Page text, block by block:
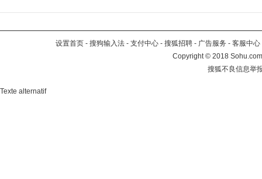
设置首页 - 搜狗输入法 - 支付中心 - 搜狐招聘 - 广告服务 - 客服中心
Copyright©2018
搜狐不良信息举
Texte alternatif